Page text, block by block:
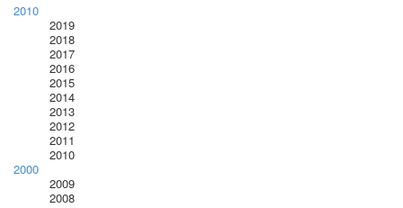
2010
2019
2018
2017
2016
2015
2014
2013
2012
2011
2010
2000
2009
2008